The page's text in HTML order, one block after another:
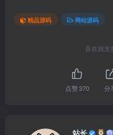
精品源码 网站源码
喜欢就支
点赞370 分